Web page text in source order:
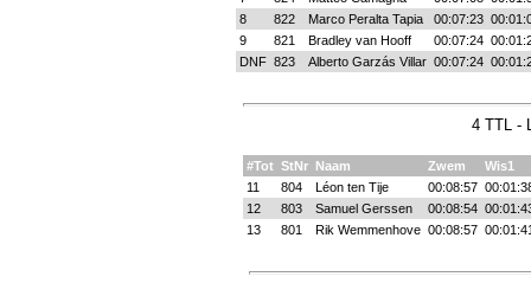
8
822 Marco Peralta Tapia 00:07:23
9
821 Bradley van Hooff 00:07:24
DNF 823 Alberto Garzás Villar 00:07:24
4 TTL -
#Tot StNr Naam Zwem
Wis1
11
804 Léon ten Tije 00:08:57
12
803 Samuel Gerssen 00:08:54
13
801 Rik Wemmenhove 00:08:57